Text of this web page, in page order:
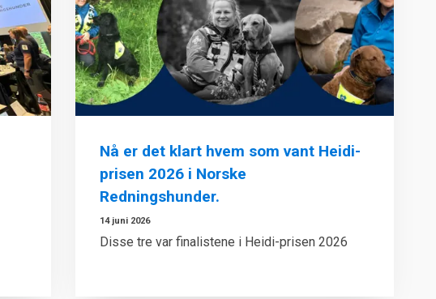
Nå er det klart hvem som vant Heidi-
prisen 2026 i Norske
Redningshunder.
14 juni 2026
Disse tre var finalistene i Heidi-prisen 2026